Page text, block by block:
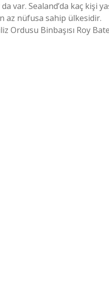
var. Sealand’da kaç kişi
az nüfusa sahip ülkesidir.
Ordusu Binbaşısı Roy